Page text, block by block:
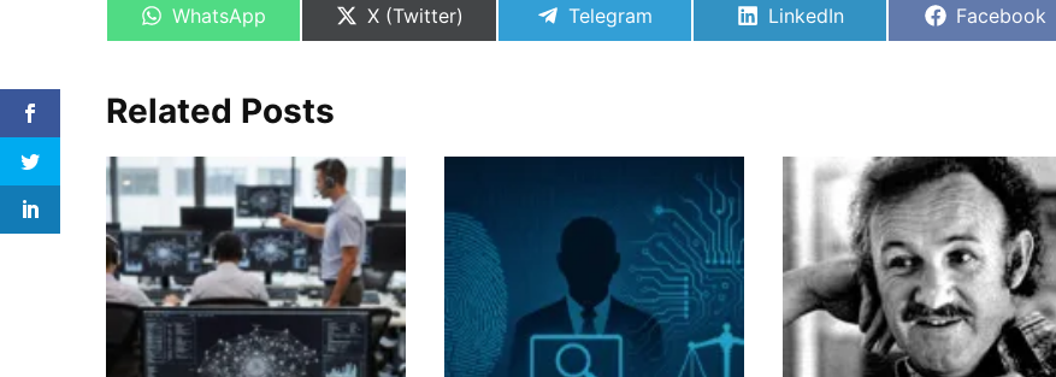
Compartir
WhatsApp
Compartir
X (Twitter)
Compartir
Telegram
Compartir
LinkedIn
Compartir
Facebook
Related Posts